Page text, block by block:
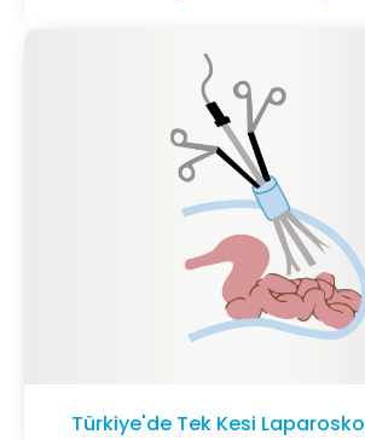
Türkiye'de Tek Kesi